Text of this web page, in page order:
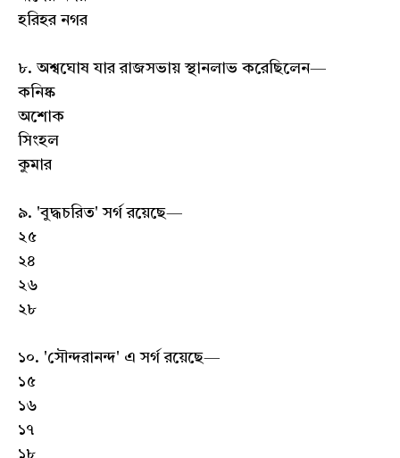
হরিহর নগর
৮. অশ্বঘোষ যার রাজসভায় স্থানলাভ করেছিলেন—
কনিষ্ক
অশোক
সিংহল
কুমার
৯. 'বুদ্ধচরিত' সর্গ রয়েছে—
২৫
২৪
২৬
২৮
১০. 'সৌন্দরানন্দ' এ সর্গ রয়েছে—
১৫
১৬
১৭
১৮